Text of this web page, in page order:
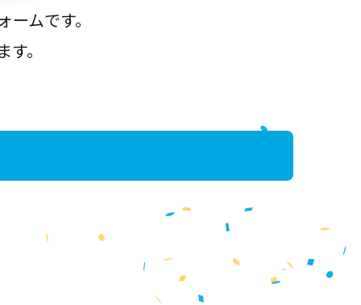
ムです。
。